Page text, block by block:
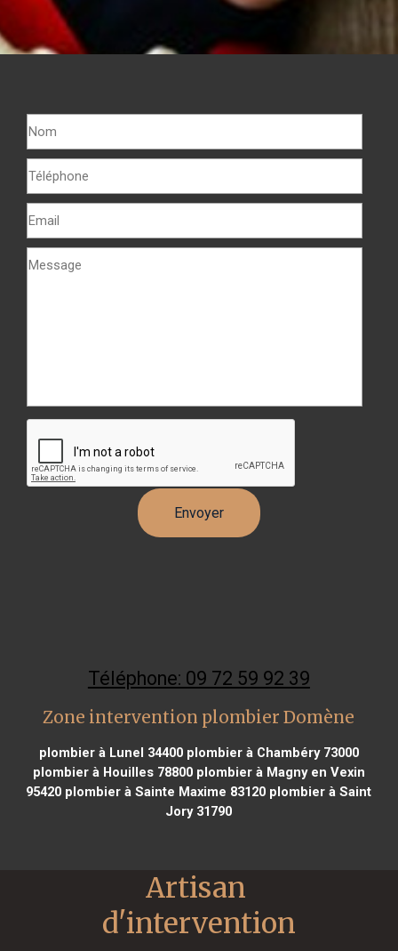
Téléphone: 09 72 59 92 39
Zone intervention plombier Domène
plombier à Lunel 34400plombier à Chambéry 73000
plombier à Houilles 78800plombier à Magny en Vexin
95420 plombier à Sainte Maxime 83120 plombier à Saint
Jory 31790
Artisan
d'intervention